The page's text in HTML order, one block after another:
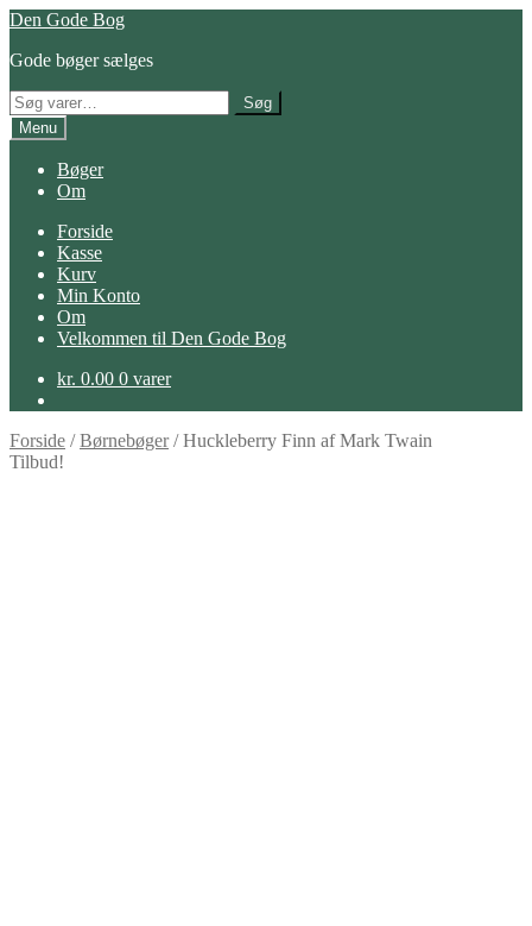
Spring
navigation
Spring
indhold
Den Gode Bog
Gode bøger sælges
Søg
efter:
Søg
Menu
Bøger
Om
Forside
Kasse
Kurv
Min Konto
Om
Velkommen til Den Gode Bog
kr. 0.00 0 varer
Forside /Børnebøger/Huckleberry Finn af Mark Twain
Tilbud!